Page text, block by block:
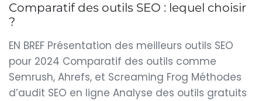
Comparatif des outils SEO : lequel choisir
?
EN BREF Présentation des meilleurs outils SEO
pour 2024 Comparatif des outils comme
Semrush, Ahrefs, et Screaming Frog Méthodes
d’audit SEO en ligne Analyse des outils gratuits